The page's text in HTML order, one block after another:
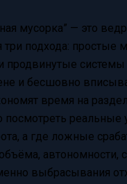
мусорка” — это
три подхода:
и продвинутые
и бесшовно
время на
посмотреть
а где ложные
автономности,
выбрасывания